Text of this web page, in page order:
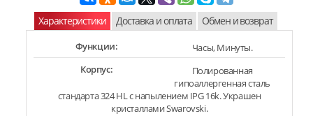
Характеристики Доставка и оплата Обмен и возврат
Функции:
Часы, Минуты.
Корпус:
Полированная
гипоаллергенная сталь
стандарта 324 HL с напылением IPG 16k. Украшен
кристаллами Swarovski.